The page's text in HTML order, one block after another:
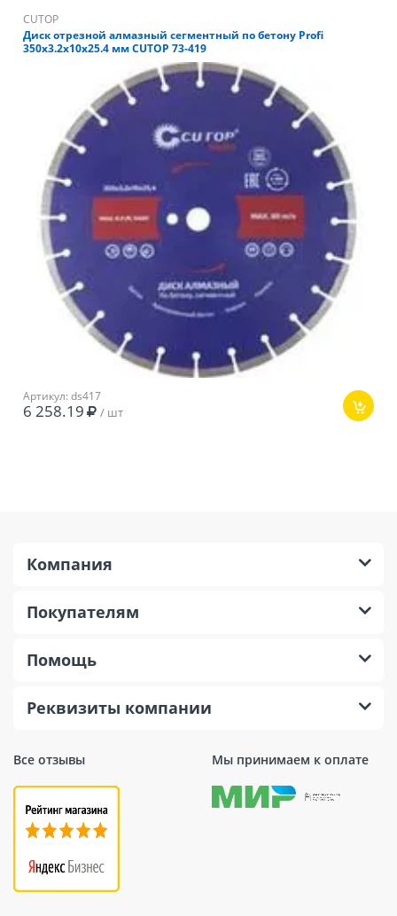
шпинделя
CUTOP
Диск отрезной алмазный сегментный по бетону Profi
350x3.2x10x25.4 мм CUTOP 73-419
Артикул: ds417
6 258.19 / шт
Все отзывы Мы принимаем к оплате
Компания
Покупателям
Помощь
Реквизиты компании